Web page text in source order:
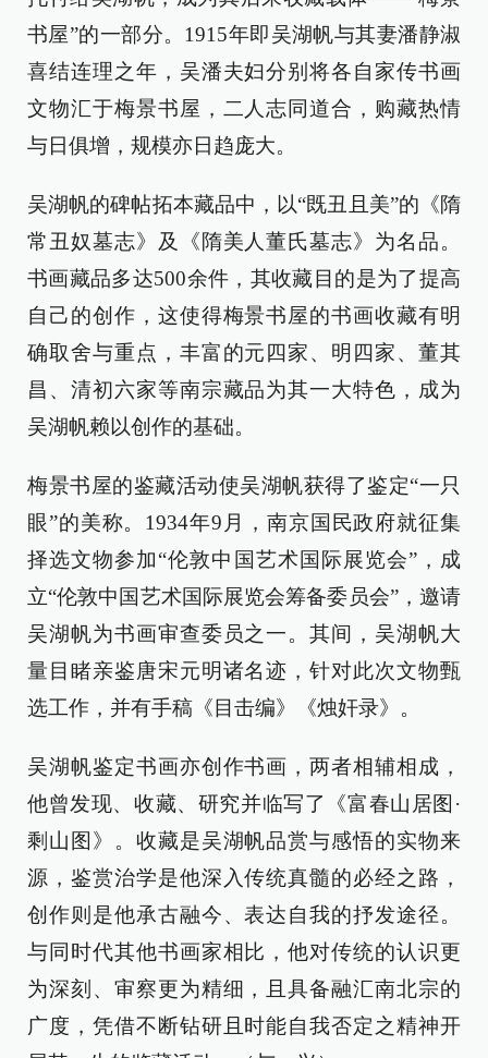
书屋”的一部分。1915年即吴湖帆与其妻潘静淑
喜结连理之年，吴潘夫妇分别将各自家传书画
文物汇于梅景书屋，二人志同道合，购藏热情
与日俱增，规模亦日趋庞大。
吴湖帆的碑帖拓本藏品中，以“既丑且美”的《隋
常丑奴墓志》及《隋美人董氏墓志》为名品。
书画藏品多达500余件，其收藏目的是为了提高
自己的创作，这使得梅景书屋的书画收藏有明
确取舍与重点，丰富的元四家、明四家、董其
昌、清初六家等南宗藏品为其一大特色，成为
吴湖帆赖以创作的基础。
梅景书屋的鉴藏活动使吴湖帆获得了鉴定“一只
眼”的美称。1934年9月，南京国民政府就征集
择选文物参加“伦敦中国艺术国际展览会”，成
立“伦敦中国艺术国际展览会筹备委员会”，邀请
吴湖帆为书画审查委员之一。其间，吴湖帆大
量目睹亲鉴唐宋元明诸名迹，针对此次文物甄
选工作，并有手稿《目击编》《烛奸录》。
吴湖帆鉴定书画亦创作书画，两者相辅相成，
他曾发现、收藏、研究并临写了《富春山居图·
剩山图》。收藏是吴湖帆品赏与感悟的实物来
源，鉴赏治学是他深入传统真髓的必经之路，
创作则是他承古融今、表达自我的抒发途径。
与同时代其他书画家相比，他对传统的认识更
为深刻、审察更为精细，且具备融汇南北宗的
广度，凭借不断钻研且时能自我否定之精神开